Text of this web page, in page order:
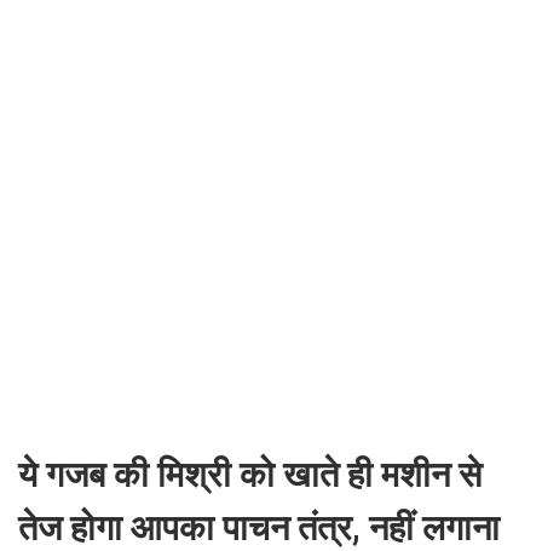
ये गजब की मिश्री को खाते ही मशीन से
तेज होगा आपका पाचन तंत्र, नहीं लगाना